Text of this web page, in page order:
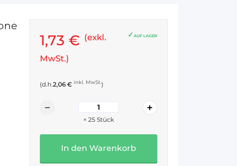
AUF LAGER
1,73 € (exkl.
MwSt.)
(d.h.2,06 € inkl. MwSt.)
× 25 Stück
In den Warenkorb